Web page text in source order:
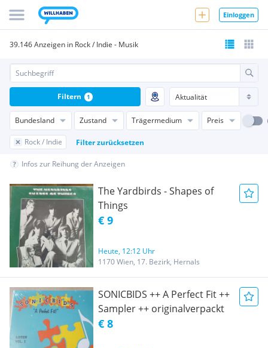
Einloggen
39.146 Anzeigen in Rock / Indie - Musik
Bundesland Zustand Trägermedium Preis
Rock / Indie Filter zurücksetzen
Filtern 1
Infos zur Reihung der Anzeigen
The Yardbirds - Shapes of
Things
€ 9
Heute, 12:12 Uhr
1170 Wien, 17. Bezirk, Hernals
SONICBIDS ++ A Perfect Fit ++
Sampler ++ originalverpackt
€ 8